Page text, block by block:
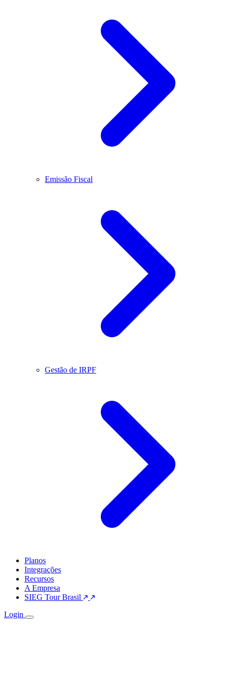
Emissão Fiscal
Gestão de IRPF
Planos
Integrações
Recursos
A Empresa
SIEG Tour Brasil
Login